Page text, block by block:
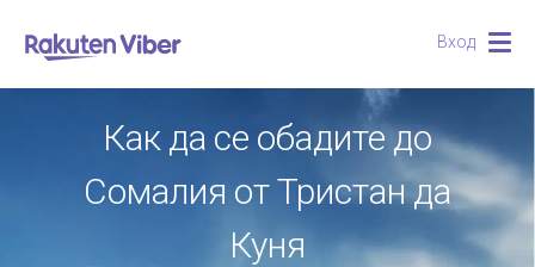
Вход
Как да се обадите до
Сомалия от Тристан да
Куня